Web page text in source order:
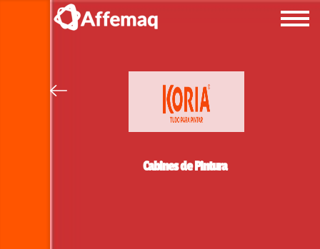
Cabines de Pintura